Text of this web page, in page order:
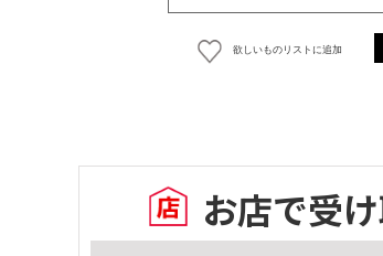
欲しいものリストに追加
お店で受